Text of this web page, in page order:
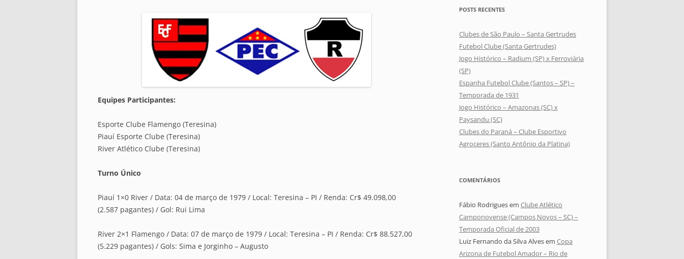
Equipes Participantes:
Esporte Clube Flamengo (Teresina)
Piauí Esporte Clube (Teresina)
River Atlético Clube (Teresina)
Turno Único
Piauí 1×0 River / Data: 04 de março de 1979 / Local: Teresina – PI / Renda: Cr$ 49.098,00
(2.587 pagantes) / Gol: Rui Lima
River 2×1 Flamengo / Data: 07 de março de 1979 / Local: Teresina – PI / Renda: Cr$ 88.527,00
(5.229 pagantes) / Gols: Sima e Jorginho – Augusto
POSTS RECENTES
Clubes de São Paulo – Santa Gertrudes
Futebol Clube (Santa Gertrudes)
Jogo Histórico – Radium (SP) x Ferroviária
(SP)
Espanha Futebol Clube (Santos – SP) –
Temporada de 1931
Jogo Histórico – Amazonas (SC) x
Paysandu (SC)
Clubes do Paraná – Clube Esportivo
Agroceres (Santo Antônio da Platina)
COMENTÁRIOS
Fábio Rodriguesem Clube Atlético
Camponovense (Campos Novos – SC) –
Temporada Oficial de 2003
Luiz Fernando da Silva Alvesem Copa
Arizona de Futebol Amador – Rio de